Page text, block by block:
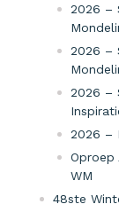
2026 –
2026 –
2026 –
2026 –
Oproep
WM
48ste